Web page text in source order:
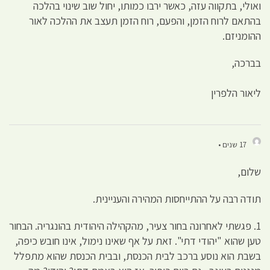
ואולי, בתקווה עזה, כאשר ירבו כמותו, יחול שוב שינוי בהלכה
בהתאם לרוח הזמן, והפעם, רוח הזמן תעצב את ההלכה לאור
ההומניזם.
בברכה,
ליאור הלפרין
17 שנים •
שלום,
תודה רבה על ההתייחסות המהירה והעניינית.
1. פגשתי לאחרונה בחור צעיר, מהקהילה היהודית בהונגריה. הבחור
טען שהוא "יהודי דתי". זאת על אף שאינו נימול, אינו חובש כיפה,
בשבת הוא נוסע ברכב לבית הכנסת, ובבית הכנסת שהוא מתפלל